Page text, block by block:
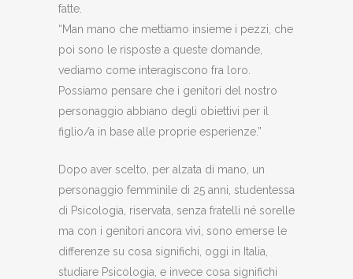
fatte.
“Man mano che mettiamo insieme i pezzi, che
poi sono le risposte a queste domande,
vediamo come interagiscono fra loro.
Possiamo pensare che i genitori del nostro
personaggio abbiano degli obiettivi per il
figlio/a in base alle proprie esperienze.”
Dopo aver scelto, per alzata di mano, un
personaggio femminile di 25 anni, studentessa
di Psicologia, riservata, senza fratelli né sorelle
ma con i genitori ancora vivi, sono emerse le
differenze su cosa significhi, oggi in Italia,
studiare Psicologia, e invece cosa significhi